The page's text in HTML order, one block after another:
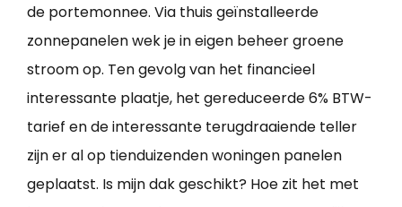
de portemonnee. Via thuis geïnstalleerde
zonnepanelen wek je in eigen beheer groene
stroom op. Ten gevolg van het financieel
interessante plaatje, het gereduceerde 6% BTW-
tarief en de interessante terugdraaiende teller
zijn er al op tienduizenden woningen panelen
geplaatst. Is mijn dak geschikt? Hoe zit het met